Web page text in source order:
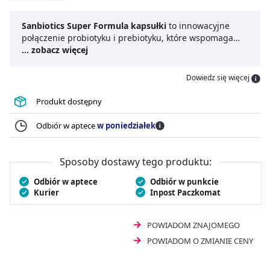
Sanbiotics Super Formula kapsułki to innowacyjne
połączenie probiotyku i prebiotyku, które wspomaga
prawidłowe funkcjonowanie organizmu. Produkt
Kapsułki probiotyczne
zawierają starannie wyselekcjonowane szczepy bakterii,
które pomagają w utrzymaniu równowagi mikroflory
jelitowej.
Probiotyk Sanbiotics Super Formula
wspomaga trawienie i przyswajanie składników
odżywczych. To idealny wybór w przypadku
przeznaczony jest dla osób dorosłych i dzieci od 3. roku
... zobacz więcej
Dowiedz się więcej
Produkt dostępny
Odbiór w aptecew poniedziałek
Sposoby dostawy tego produktu:
Odbiór w aptece
Odbiór w punkcie
Kurier
Inpost Paczkomat
POWIADOM ZNAJOMEGO
POWIADOM O ZMIANIE CENY